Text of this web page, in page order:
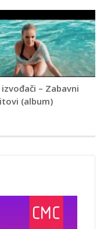
izvođači – Zabavni
(album)